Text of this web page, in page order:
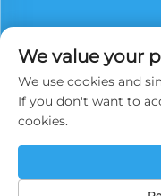
Droits d'auteur © 2025
We value your
We use cookies and
If you don't want to
cookies.